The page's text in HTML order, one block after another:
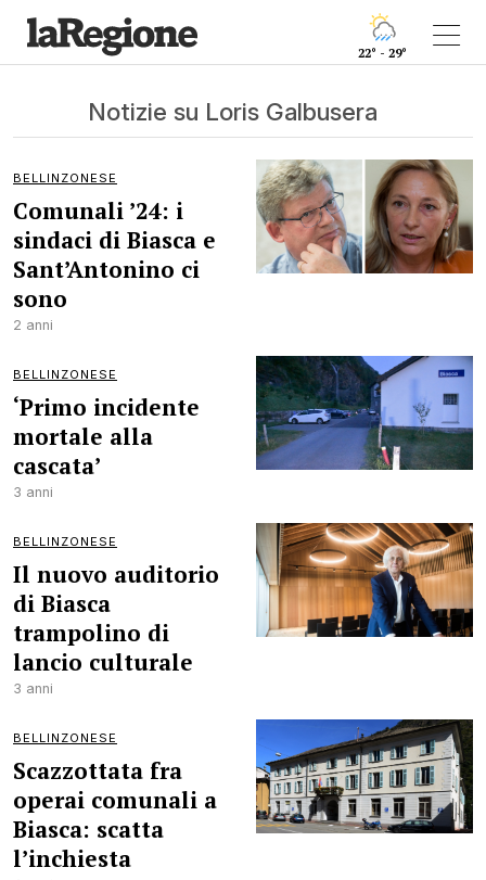
22° - 29°
Notizie su Loris Galbusera
BELLINZONESE
Comunali ’24: i
sindaci di Biasca e
Sant’Antonino ci
sono
2 anni
BELLINZONESE
‘Primo incidente
mortale alla
cascata’
3 anni
BELLINZONESE
Il nuovo auditorio
di Biasca
trampolino di
lancio culturale
3 anni
BELLINZONESE
Scazzottata fra
operai comunali a
Biasca: scatta
l’inchiesta